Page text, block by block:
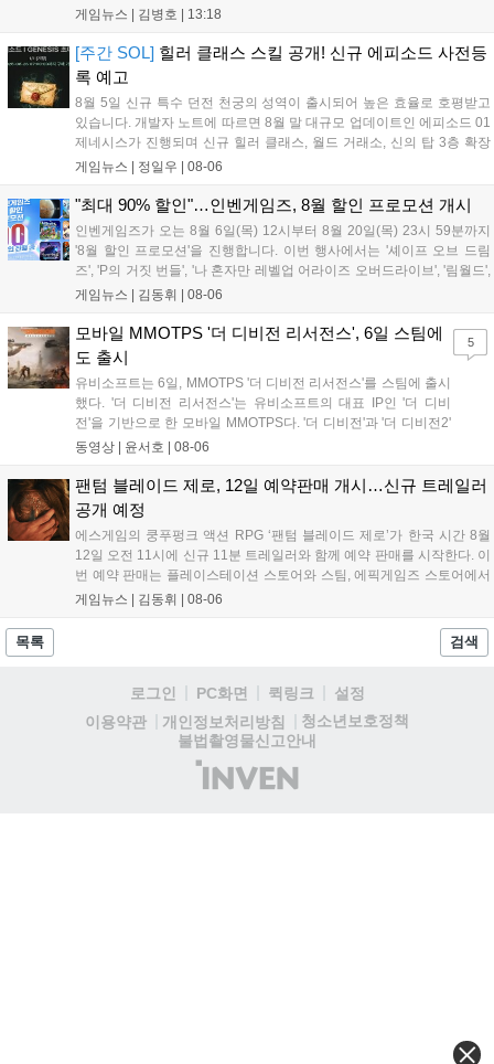
며, 7일간 출석 시 수영복 세인 코스튬과 전설 장신구 상자 등 풍성한 보
이벤트도 열리며, 강화 횟수에 따른 보상과 상위 100명에게는 특별 랭킹
보상이 주어진다. 넷마블은 이번 이벤트를 통해 이용자들에게 다채로운
즐길 거리를 제공할 예정이다....
게임뉴스 | 김병호 | 13:18
[주간 SOL] 힐러 클래스 스킬 공개! 신규 에피소드 사전등
록 예고
8월 5일 신규 특수 던전 천궁의 성역이 출시되어 높은 효율로 호평받고
있습니다. 개발자 노트에 따르면 8월 말 대규모 업데이트인 에피소드 01
제네시스가 진행되며 신규 힐러 클래스, 월드 거래소, 신의 탑 3층 확장
등이 예고되었습니다. 또한 8일에는 신권 선출이 예정되어 있어 게임 내
다....
게임뉴스 | 정일우 | 08-06
"최대 90% 할인"…인벤게임즈, 8월 할인 프로모션 개시
인벤게임즈가 오는 8월 6일(목) 12시부터 8월 20일(목) 23시 59분까지
'8월 할인 프로모션'을 진행합니다. 이번 행사에서는 '셰이프 오브 드림
즈', 'P의 거짓 번들', '나 혼자만 레벨업 어라이즈 오버드라이브', '림월드',
'아랑전설 시티 오브 더 울브스', '팰월드' 등 인기 타이틀을 최대 90% 할
론 네이버페이 포인트 추가 적립 혜택도 받을 수 있으며, 자세한 내용은
공식 네이버 스마트 스토어에서 확인 가능합니다....
게임뉴스 | 김동휘 | 08-06
모바일 MMOTPS '더 디비전 리서전스', 6일 스팀에
도 출시
유비소프트는 6일, MMOTPS '더 디비전 리서전스'를 스팀에 출시
했다. '더 디비전 리서전스'는 유비소프트의 대표 IP인 '더 디비
전'을 기반으로 한 모바일 MMOTPS다. '더 디비전'과 '더 디비전2'
사이의 시기를 배경으로 하고 있으며, 완전히 새로운 독립형 스토
의 디비전 요원이 되어...
동영상 | 윤서호 | 08-06
5
팬텀 블레이드 제로, 12일 예약판매 개시…신규 트레일러
공개 예정
에스게임의 쿵푸펑크 액션 RPG ‘팬텀 블레이드 제로’가 한국 시간 8월
12일 오전 11시에 신규 11분 트레일러와 함께 예약 판매를 시작한다. 이
번 예약 판매는 플레이스테이션 스토어와 스팀, 에픽게임즈 스토어에서
진행되며, 개발이 완료된 게임은 10월 29일 정식 출시될 예정이다. 언리
게임뉴스 | 김동휘 | 08-06
목록 검색
로그인 PC화면 퀵링크
설정
이용약관
개인정보처리방침
청소년보호정책
불법촬영물신고안내
(주)
인